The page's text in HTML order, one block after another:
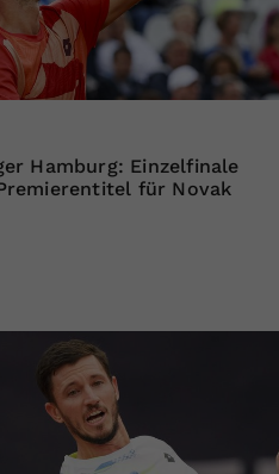
Hamburg: Einzelfinale
für Novak